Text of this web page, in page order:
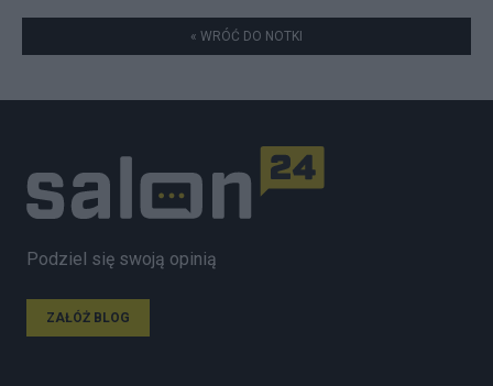
« WRÓĆ DO NOTKI
Podziel się swoją opinią
ZAŁÓŻ BLOG